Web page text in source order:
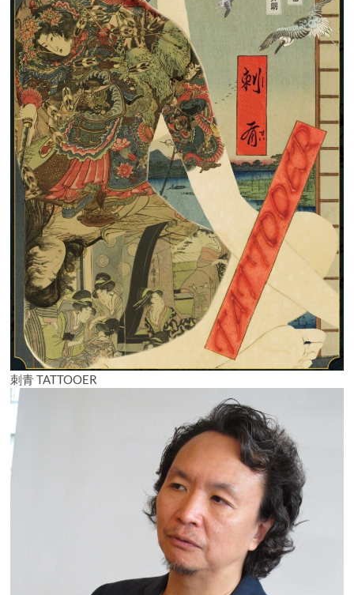
刺青 TATTOOER